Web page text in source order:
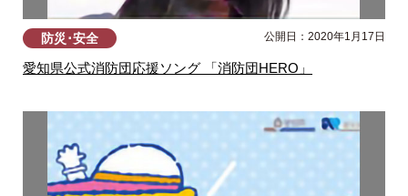
防災･安全 公開日：2020年1月17日
愛知県公式消防団応援ソング 「消防団HERO」